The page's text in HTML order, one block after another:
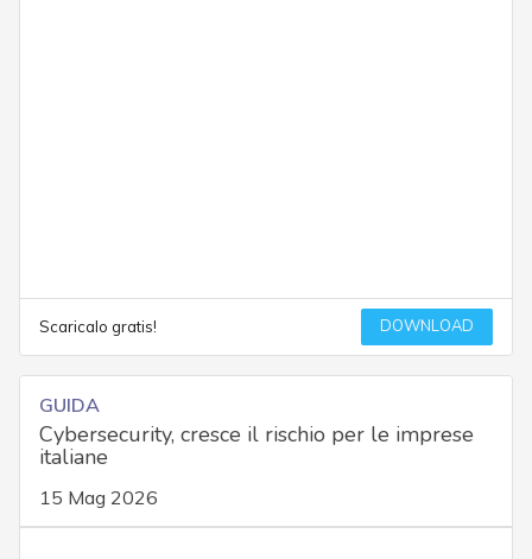
Scaricalo gratis! DOWNLOAD
GUIDA
Cybersecurity, cresce il rischio per le imprese
italiane
15 Mag 2026